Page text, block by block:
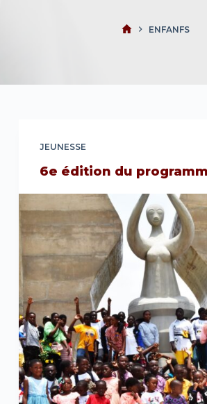
ENFANFS
JEUNESSE
6e édition du